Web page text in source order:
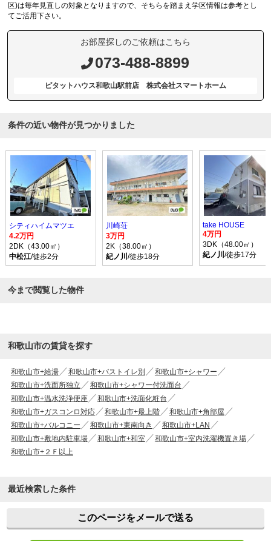
区)は毎年見直しの対象となりますので、そちらを踏まえ学区情報は参考とし
てご活用下さい。
お部屋探しのご依頼はこちら
073-488-8899
ピタットハウス和歌山駅前店 株式会社スマートホーム
条件の近い物件が見つかりました
シティハイムマツエ
4.2万円
2DK（43.00㎡）
中松江/徒歩2分
川崎荘
3万円
2K（38.00㎡）
紀ノ川 /徒歩18分
take HOUSE
4万円
3DK（48.00㎡）
紀ノ川 /徒歩17分
今まで閲覧した物件
和歌山市の賃貸を探す
和歌山市+給湯 和歌山市+バストイレ別
和歌山市+シャワー
和歌山市+洗面所独立
和歌山市+シャワー付洗面台
和歌山市+温水洗浄便座
和歌山市+洗面化粧台
和歌山市+ガスコンロ対応
和歌山市+最上階
和歌山市+角部屋
和歌山市+バルコニー
和歌山市+東南向き
和歌山市+LAN
和歌山市+敷地内駐車場
和歌山市+和室
和歌山市+室内洗濯機置き場
和歌山市+２Ｆ以上
最近検索した条件
このページをメールで送る